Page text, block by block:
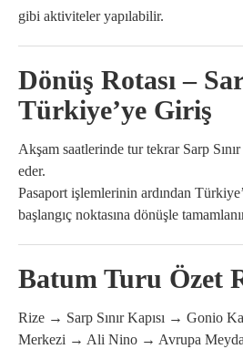
gibi aktiviteler yapılabilir.
Dönüş Rotası –
Türkiye’ye Giriş
Akşam saatlerinde tur tekrar Sarp
eder.
Pasaport işlemlerinin ardından
başlangıç noktasına dönüşle
Batum Turu Özet
Rize → Sarp Sınır Kapısı → Gonio
Merkezi → Ali Nino → Avrupa